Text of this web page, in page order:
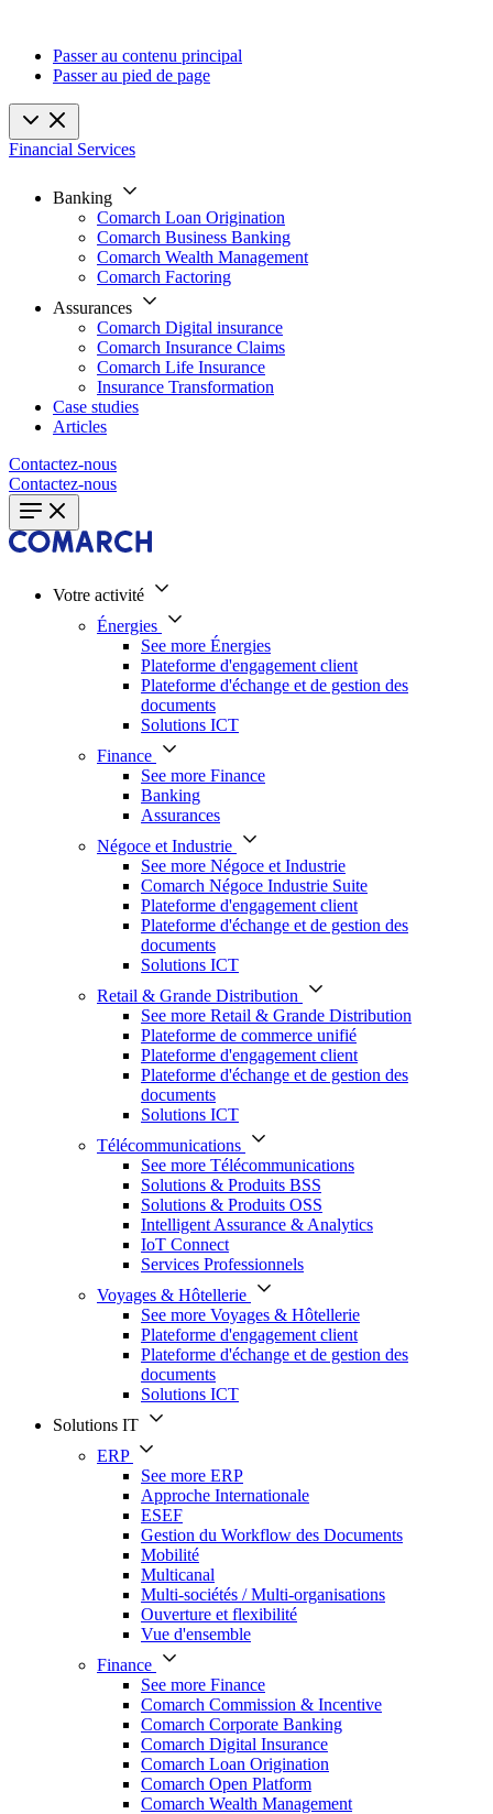
Passer au contenu principal
Passer au pied de page
Financial Services
Banking
Comarch Loan Origination
Comarch Business Banking
Comarch Wealth Management
Comarch Factoring
Assurances
Comarch Digital insurance
Comarch Insurance Claims
Comarch Life Insurance
Insurance Transformation
Case studies
Articles
Contactez-nous
Contactez-nous
Votre activité
Énergies
See more Énergies
Plateforme d'engagement client
Plateforme d'échange et de gestion des
documents
Solutions ICT
Finance
See more Finance
Banking
Assurances
Négoce et Industrie
See more Négoce et Industrie
Comarch Négoce Industrie Suite
Plateforme d'engagement client
Plateforme d'échange et de gestion des
documents
Solutions ICT
Retail & Grande Distribution
See more Retail & Grande Distribution
Plateforme de commerce unifié
Plateforme d'engagement client
Plateforme d'échange et de gestion des
documents
Solutions ICT
Télécommunications
See more Télécommunications
Solutions & Produits BSS
Solutions & Produits OSS
Intelligent Assurance & Analytics
IoT Connect
Services Professionnels
Voyages & Hôtellerie
See more Voyages & Hôtellerie
Plateforme d'engagement client
Plateforme d'échange et de gestion des
documents
Solutions ICT
Solutions IT
ERP
See more ERP
Approche Internationale
ESEF
Gestion du Workflow des Documents
Mobilité
Multicanal
Multi-sociétés / Multi-organisations
Ouverture et flexibilité
Vue d'ensemble
Finance
See more Finance
Comarch Commission & Incentive
Comarch Corporate Banking
Comarch Digital Insurance
Comarch Loan Origination
Comarch Open Platform
Comarch Wealth Management